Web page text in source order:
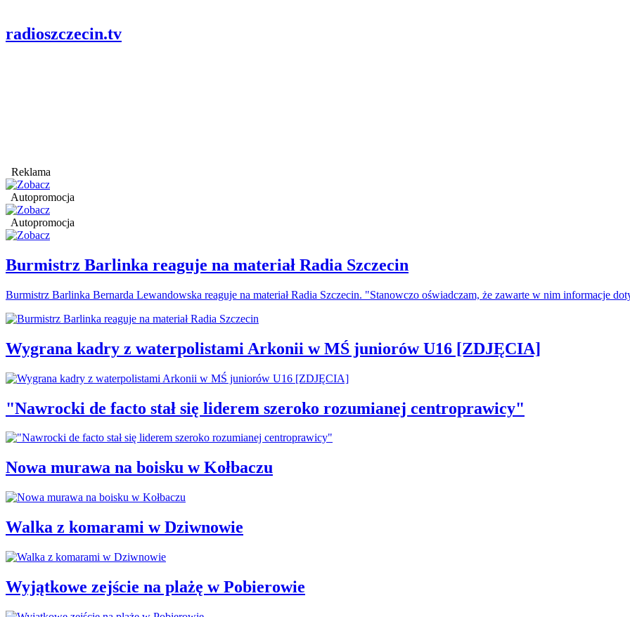
radioszczecin.tv
Reklama
Autopromocja
Autopromocja
Burmistrz Barlinka reaguje na materiał Radia Szczecin
Burmistrz Barlinka Bernarda Lewandowska reaguje na materiał Radia Szczecin. "Stanowczo oświadczam, że zawarte w nim informacje
Wygrana kadry z waterpolistami Arkonii w MŚ juniorów U16 [ZDJĘCIA]
"Nawrocki de facto stał się liderem szeroko rozumianej centroprawicy"
Nowa murawa na boisku w Kołbaczu
Walka z komarami w Dziwnowie
Wyjątkowe zejście na plażę w Pobierowie